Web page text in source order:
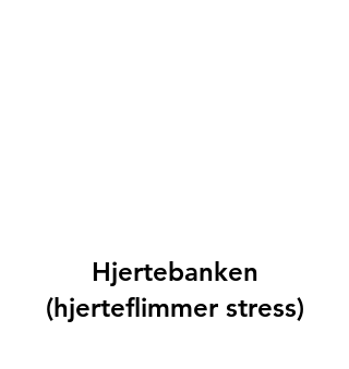
Hjertebanken
(hjerteflimmer stress)